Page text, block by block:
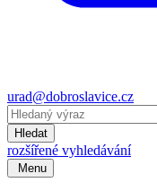
urad@dobroslavice.cz
Hledat
rozšířené vyhledávání
Menu